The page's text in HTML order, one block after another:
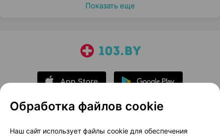
Показать еще
О проекте
Новости проекта
Обработка файлов cookie
Наш сайт использует файлы cookie для обеспечения